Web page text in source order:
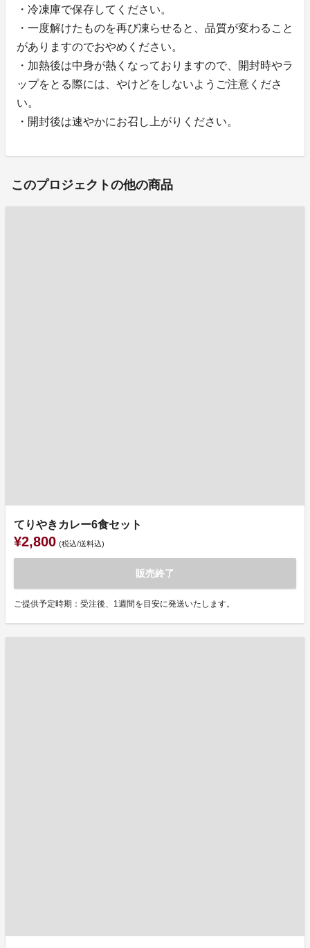
・冷凍庫で保存してください。
・一度解けたものを再び凍らせると、品質が変わること
がありますのでおやめください。
・加熱後は中身が熱くなっておりますので、開封時やラ
ップをとる際には、やけどをしないようご注意くださ
い。
・開封後は速やかにお召し上がりください。
このプロジェクトの他の商品
てりやきカレー6食セット
¥2,800 (税込/送料込)
販売終了
ご提供予定時期：受注後、1週間を目安に発送いたします。